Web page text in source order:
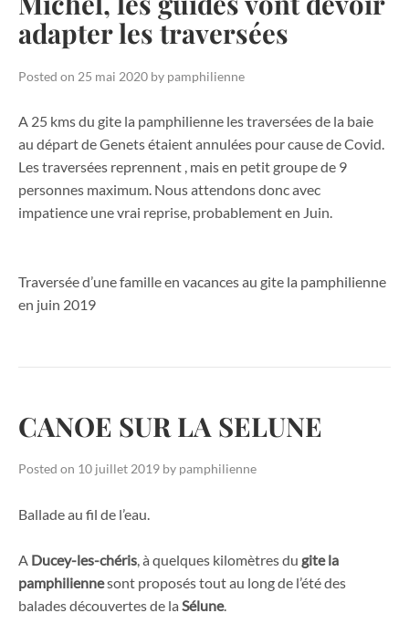
adapter les traversées
Posted on 25 mai 2020 by pamphilienne
A 25 kms du gite la pamphilienne les traversées de la baie
au départ de Genets étaient annulées pour cause de Covid.
Les traversées reprennent , mais en petit groupe de 9
personnes maximum. Nous attendons donc avec
impatience une vrai reprise, probablement en Juin.
Traversée d’une famille en vacances au gite la pamphilienne
en juin 2019
CANOE SUR LA SELUNE
Posted on 10 juillet 2019 by pamphilienne
Ballade au fil de l’eau.
A Ducey-les-chéris, à quelques kilomètres du gite la
pamphiliennesont proposés tout au long de l’été des
balades découvertes de la Sélune.